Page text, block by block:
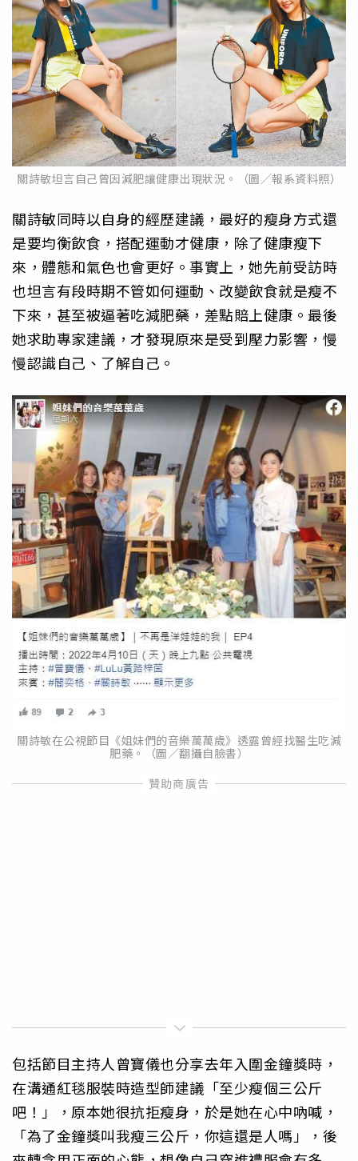
關詩敏坦言自己曾因減肥讓健康出現狀況。（圖／報系資料照）
關詩敏同時以自身的經歷建議，最好的瘦身方式還
是要均衡飲食，搭配運動才健康，除了健康瘦下
來，體態和氣色也會更好。事實上，她先前受訪時
也坦言有段時期不管如何運動、改變飲食就是瘦不
下來，甚至被逼著吃減肥藥，差點賠上健康。最後
她求助專家建議，才發現原來是受到壓力影響，慢
慢認識自己、了解自己。
關詩敏在公視節目《姐妹們的音樂萬萬歲》透露曾經找醫生吃減
肥藥。（圖／翻攝自臉書）
包括節目主持人曾寶儀也分享去年入圍金鐘獎時，
在溝通紅毯服裝時造型師建議「至少瘦個三公斤
吧！」，原本她很抗拒瘦身，於是她在心中吶喊，
「為了金鐘獎叫我瘦三公斤，你這還是人嗎」，後